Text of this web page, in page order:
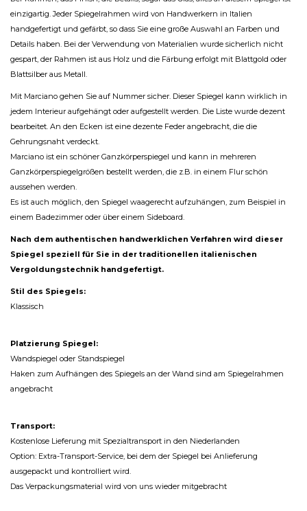
einzigartig. Jeder Spiegelrahmen wird von Handwerkern in Italien
handgefertigt und gefärbt, so dass Sie eine große Auswahl an Farben und
Details haben. Bei der Verwendung von Materialien wurde sicherlich nicht
gespart, der Rahmen ist aus Holz und die Färbung erfolgt mit Blattgold oder
Blattsilber aus Metall.
Mit Marciano gehen Sie auf Nummer sicher. Dieser Spiegel kann wirklich in
jedem Interieur aufgehängt oder aufgestellt werden. Die Liste wurde dezent
bearbeitet. An den Ecken ist eine dezente Feder angebracht, die die
Gehrungsnaht verdeckt.
Marciano ist ein schöner Ganzkörperspiegel und kann in mehreren
Ganzkörperspiegelgrößen bestellt werden, die z.B. in einem Flur schön
aussehen werden.
Es ist auch möglich, den Spiegel waagerecht aufzuhängen, zum Beispiel in
einem Badezimmer oder über einem Sideboard.
Nach dem authentischen handwerklichen Verfahren wird dieser
Spiegel speziell für Sie in der traditionellen italienischen
Vergoldungstechnik handgefertigt.
Stil des Spiegels:
Klassisch
Platzierung Spiegel:
Wandspiegel oder Standspiegel
Haken zum Aufhängen des Spiegels an der Wand sind am Spiegelrahmen
angebracht
Transport:
Kostenlose Lieferung mit Spezialtransport in den Niederlanden
Option: Extra-Transport-Service, bei dem der Spiegel bei Anlieferung
ausgepackt und kontrolliert wird.
Das Verpackungsmaterial wird von uns wieder mitgebracht